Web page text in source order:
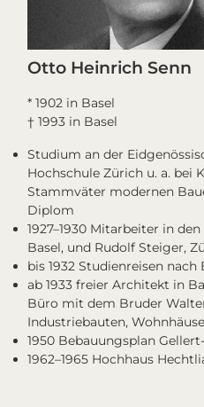
Otto Heinrich Senn
* 1902 in Basel
† 1993 in Basel
Studium an der
Hochschule Zürich u. a. bei
Stammväter modernen
Diplom
1927–1930 Mitarbeiter in
Basel, und Rudolf Steiger,
bis 1932 Studienreisen
ab 1933 freier Architekt in
Büro mit dem Bruder
Industriebauten,
1950 Bebauungsplan
1962–1965 Hochhaus